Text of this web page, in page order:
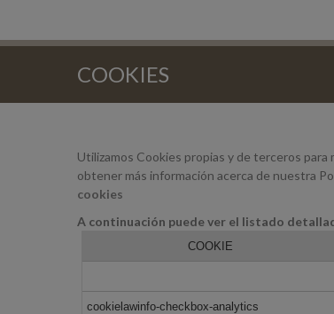
COOKIES
Utilizamos Cookies propias y de terceros
obtener más información acerca de nuestra
cookies
A continuación puede ver el listado
COOKIE
cookielawinfo-checkbox-analytics